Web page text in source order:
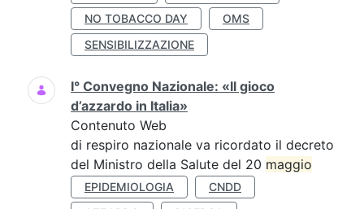
NO TOBACCO DAY
OMS
SENSIBILIZZAZIONE
I° Convegno Nazionale: «Il gioco
d’azzardo in Italia»
Contenuto Web
di respiro nazionale va ricordato il decreto
del Ministro della Salute del 20 maggio
EPIDEMIOLOGIA
CNDD